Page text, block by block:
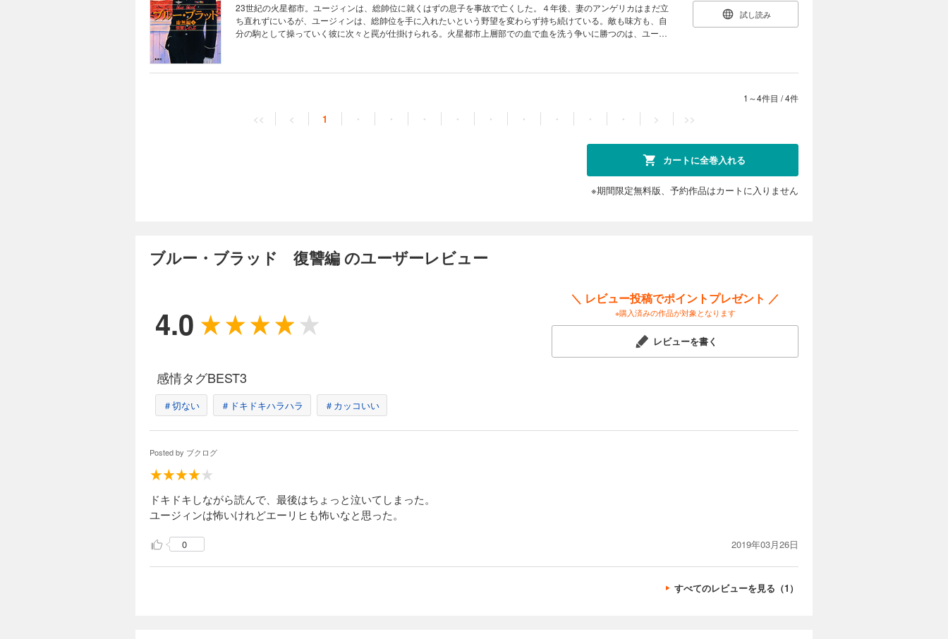
23世紀の火星都市。ユージィンは、総帥位に就くはずの息子を事故で亡くした。４年後、妻のアンゲリカはまだ立
ち直れずにいるが、ユージィンは、総帥位を手に入れたいという野望を変わらず持ち続けている。敵も味方も、自
分の駒として操っていく彼に次々と罠が仕掛けられる。火星都市上層部での血で血を洗う争いに勝つのは、ユージ
試し読み
1～4件目 /4件
<< < 1 ・ ・ ・ ・ ・ ・ ・ ・ ・ > >>
カートに全巻入れる
※期間限定無料版、予約作品はカートに入りません
ブルー・ブラッド 復讐編 のユーザーレビュー
4.0
＼ レビュー投稿でポイントプレゼント ／
※購入済みの作品が対象となります
レビューを書く
感情タグBEST3
＃切ない ＃ドキドキハラハラ ＃カッコいい
Posted by ブクログ
ドキドキしながら読んで、最後はちょっと泣いてしまった。
ユージィンは怖いけれどエーリヒも怖いなと思った。
0 2019年03月26日
すべてのレビューを見る（1）